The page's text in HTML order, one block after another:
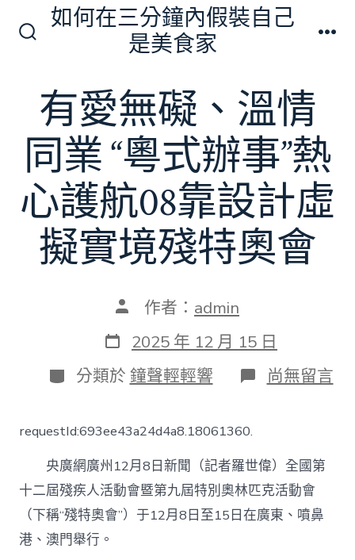
換
開
如何在三分鐘內假裝自己
是美食家
有愛無礙、溫情
同業 “粵式辦事”熱
心護航08靠設計虛
擬實境殘特奧會
文
作
者
作者： admin
發
表
日
期
2025 年 12 月 15 日
分
類
分類於 鐘聲輕輕響 在
〈有
溫
情
同
業
“粵
尚無留言
requestId:693ee43a24d4a8.18061360.
央廣網廣州12月8日新聞（記者羅世偉）全國第
十二屆殘疾人活動會暨第九屆特別奧林匹克活動會
（下稱“殘特奧會”）于12月8日至15日在廣東、噴鼻
港、澳門舉行。